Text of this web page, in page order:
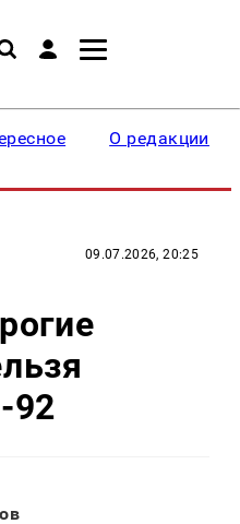
О редакции
09.07.2026, 20:25
92